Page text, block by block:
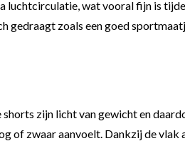
luchtcirculatie, wat vooral fijn is
zoals een goed
zijn licht van gewicht en
of zwaar aanvoelt. Dankzij de vlak